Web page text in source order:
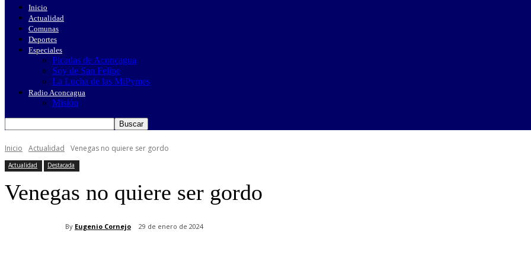
Inicio
Actualidad
Comunas
Deportes
Especiales
Picadas de Aconcagua
Soy de San Felipe
La Lucha de las MiPymes
Radio Aconcagua
Misión
Inicio Actualidad Venegas no quiere ser gordo
Actualidad Destacada
Venegas no quiere ser gordo
By Eugenio Cornejo 29 de enero de 2024